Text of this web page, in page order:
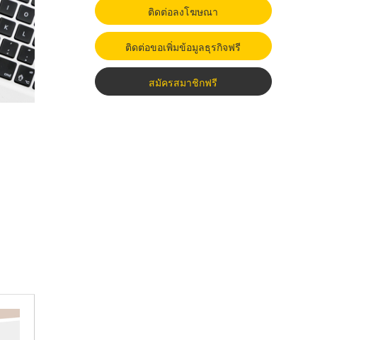
ติดต่อลงโฆษณา
ติดต่อขอเพิ่มข้อมูลธุรกิจฟรี
สมัครสมาชิกฟรี